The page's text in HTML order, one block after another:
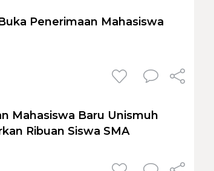
Penerimaan Mahasiswa
Mahasiswa Baru Unismuh
Ribuan Siswa SMA